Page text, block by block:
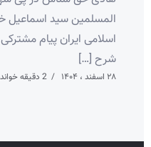
المسلمین سید اسماعیل
اسلامی ایران پیام
شرح […]
۲۸ اسفند ، ۱۴۰۴ 2 دقیقه خواندن